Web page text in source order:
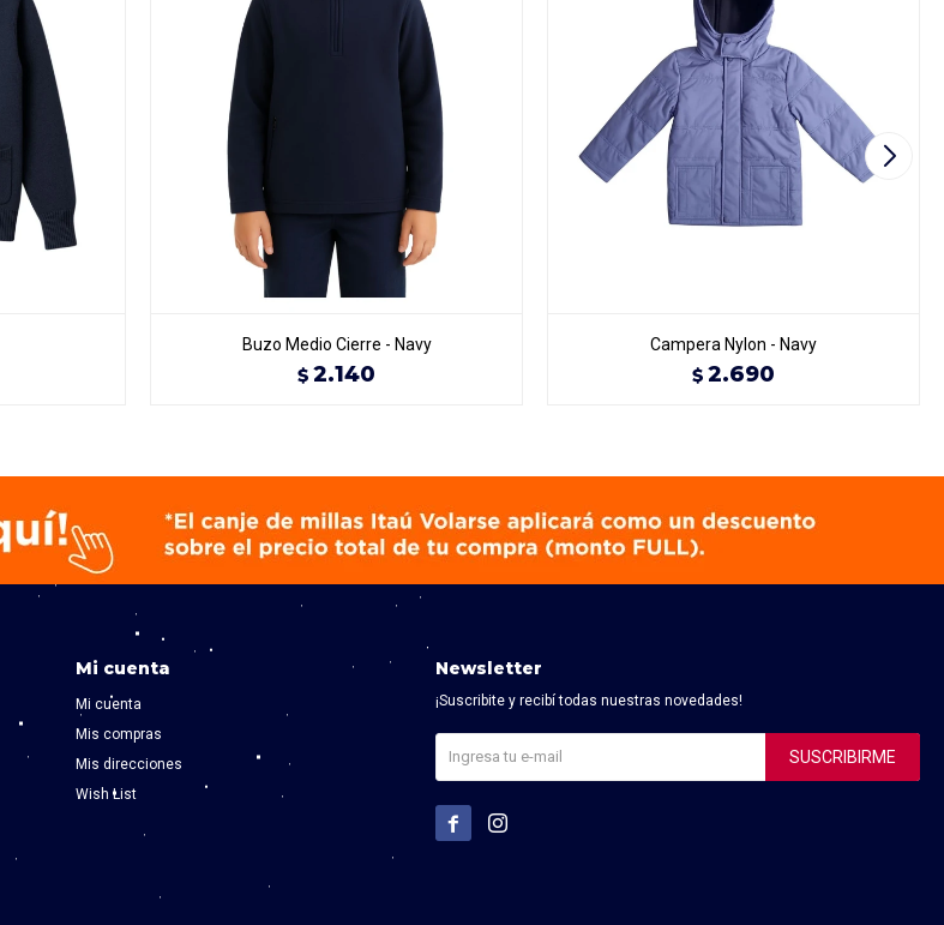
Buzo Medio Cierre - Navy
$ 2.140
Campera Nylon - Navy
$ 2.690
Mi cuenta
Mi cuenta
Mis compras
Mis direcciones
Wish List
Newsletter
¡Suscribite y recibí todas nuestras novedades!
SUSCRIBIRME
 